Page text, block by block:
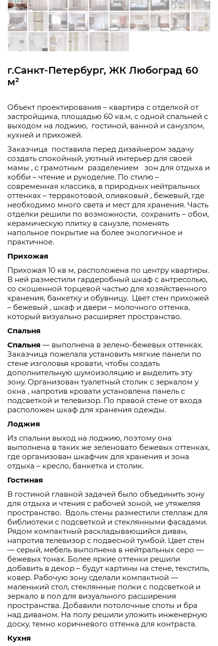
г.Санкт-Петербург, ЖК Любоград 60
м²
Объект проектирования – квартира с отделкой от
застройщика, площадью 60 кв.м, с одной спальней с
выходом на лоджию, гостиной, ванной и санузлом,
кухней и прихожей.
Заказчица поставила перед дизайнером задачу
создать спокойный, уютный интерьер для своей
мамы , с грамотным разделением
зон для отдыха и
хобби – чтение и рукоделие. По стилю –
современная классика, в природных нейтральных
оттенках – терракотовой, оливковый , бежевый, где
необходимо много света и мест для хранения. Часть
отделки решили по возможности, сохранить – обои,
керамическую плитку в санузле, поменять
напольное покрытие на более экологичное и
практичное.
Прихожая
Прихожая 10 кв м, расположена по центру квартиры.
В ней разместили гардеробный шкаф с антресолью,
со скошенной торцевой частью для хозяйственного
хранения, банкетку и обувницу. Цвет стен прихожей
– бежевый , шкаф и двери – молочного оттенка,
который визуально расширяет пространство.
Спальня
Спальня — выполнена в зелено-бежевых оттенках.
Заказчица пожелала установить мягкие панели по
стене изголовья кровати, чтобы создать
дополнительную шумоизоляцию и выделить эту
зону. Организован туалетный столик с зеркалом у
окна , напротив кровати установлена панель с
подсветкой и телевизор. По правой стене от входа
расположен шкаф для хранения одежды.
Лоджия
Из спальни выход на лоджию, поэтому она
выполнена в таких же зеленовато бежевых оттенках,
где организован шкафчик для хранения и зона
отдыха – кресло, банкетка и столик.
Гостиная
В гостиной главной задачей было объединить зону
для отдыха и чтения с рабочей зоной, не утяжеляя
пространство. Вдоль стены разместили стеллаж для
библиотеки с подсветкой и стеклянными фасадами.
Рядом компактный раскладывающийся диван,
напротив телевизор с подвесной тумбой. Цвет стен
— серый, мебель выполнена в нейтральных серо —
бежевых тонах. Более яркие оттенки решили
добавить в декор – будут картины на стене, текстиль,
ковер. Рабочую зону сделали компактной —
маленький стол, стеклянные полки с подсветкой и
зеркало в пол для визуального расширения
пространства. Добавили потолочные споты и бра
над диваном. На полу решили уложить инженерную
доску, темно коричневого оттенка для контраста.
Кухня